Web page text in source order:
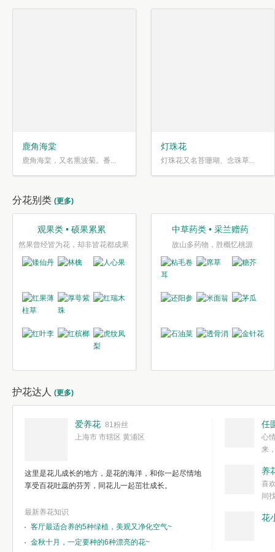
鹿角海棠
鹿角海棠，又名熏波菊。番...
灯珠花
灯珠花又名苔珊瑚、念珠草...
分花别类 (更多)
观果类 • 硕果累累
然果曾经皆为花，却非皆花都成果
中草药类 • 采兰赠药
故山多药物，胜概忆桃源
护花达人 (更多)
爱养花 81粉丝
上海市 市辖区 黄浦区
这里是花儿成长的地方，是花的海洋，和你一起尽情地
享受百花吐蕊的芬芳，同花儿一起茁壮成长。
最新养花知识
客厅最适合养的5种绿植，美观又净化空气~
金秋十月，一定要种的6种漂亮的花~
任
心
来
简单愉快的心
我们自己复杂
养
喜
间
花